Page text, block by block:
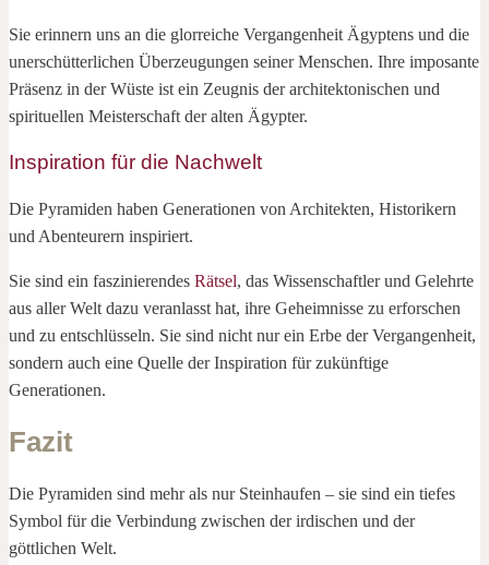
Sie erinnern uns an die glorreiche Vergangenheit Ägyptens und die
unerschütterlichen Überzeugungen seiner Menschen. Ihre imposante
Präsenz in der Wüste ist ein Zeugnis der architektonischen und
spirituellen Meisterschaft der alten Ägypter.
Inspiration für die Nachwelt
Die Pyramiden haben Generationen von Architekten, Historikern
und Abenteurern inspiriert.
Sie sind ein faszinierendes Rätsel, das Wissenschaftler und Gelehrte
aus aller Welt dazu veranlasst hat, ihre Geheimnisse zu erforschen
und zu entschlüsseln. Sie sind nicht nur ein Erbe der Vergangenheit,
sondern auch eine Quelle der Inspiration für zukünftige
Generationen.
Fazit
Die Pyramiden sind mehr als nur Steinhaufen – sie sind ein tiefes
Symbol für die Verbindung zwischen der irdischen und der
göttlichen Welt.